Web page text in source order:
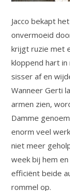
Jacco bekapt
onvermoeid
krijgt ruzie met
kloppend hart
sisser af en
Wanneer Gerti
armen zien,
Damme
enorm veel
niet meer
week bij hem
efficiënt beide
rommel op.